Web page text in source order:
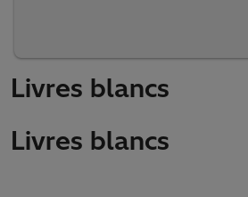
Livres blancs
Livres blancs